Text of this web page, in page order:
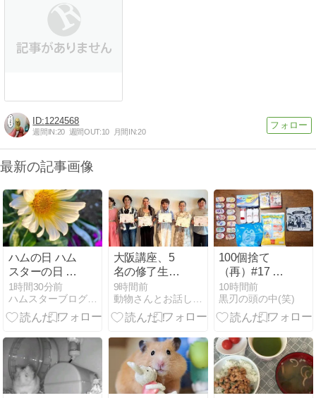
1224568
週間IN:20 週間OUT:10 月間IN:20
最新の記事画像
ハムの日 ハム
スターの日 ガ
ーデニングと
猫と
1時間30分前
ハムスターブログハムちゃん家族
大阪講座、5
名の修了生が
誕生♡おめで
とうございま
す♡
9時間前
100個捨て
（再）#17 総
カウント28｜
ノベルティの
おもちゃ
10時間前
黒刃の頭の中(笑)